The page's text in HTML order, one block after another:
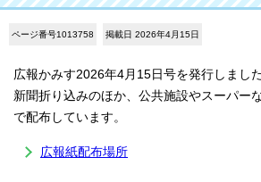
ページ番号1013758 掲載日 2026年4月15日
広報かみす2026年4月15日号を発行しました
新聞折り込みのほか、公共施設やスーパー
で配布しています。
広報紙配布場所